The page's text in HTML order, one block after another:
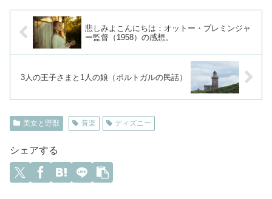
悲しみよこんにちは：オットー・プレミンジャ
ー監督（1958）の感想。
3人の王子さまと1人の娘（ポルトガルの民話）
美女と野獣 音楽 ディズニー
シェアする